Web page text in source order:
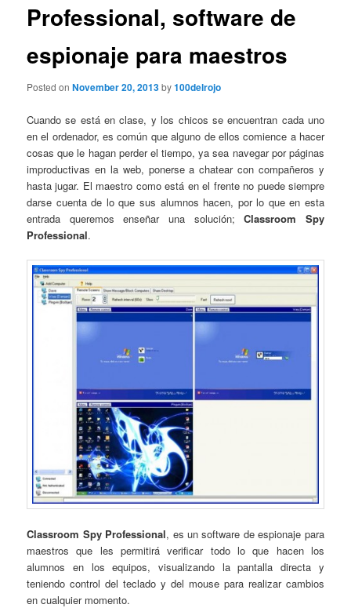
Professional, software de
espionaje para maestros
Posted onNovember 20, 2013by100delrojo
Cuando se está en clase, y los chicos se encuentran cada uno
en el ordenador, es común que alguno de ellos comience a hacer
cosas que le hagan perder el tiempo, ya sea navegar por páginas
improductivas en la web, ponerse a chatear con compañeros y
hasta jugar. El maestro como está en el frente no puede siempre
darse cuenta de lo que sus alumnos hacen, por lo que en esta
entrada queremos enseñar una solución;Classroom Spy
Professional.
Classroom Spy Professional, es un software de espionaje para
maestros que les permitirá verificar todo lo que hacen los
alumnos en los equipos, visualizando la pantalla directa y
teniendo control del teclado y del mouse para realizar cambios
en cualquier momento.